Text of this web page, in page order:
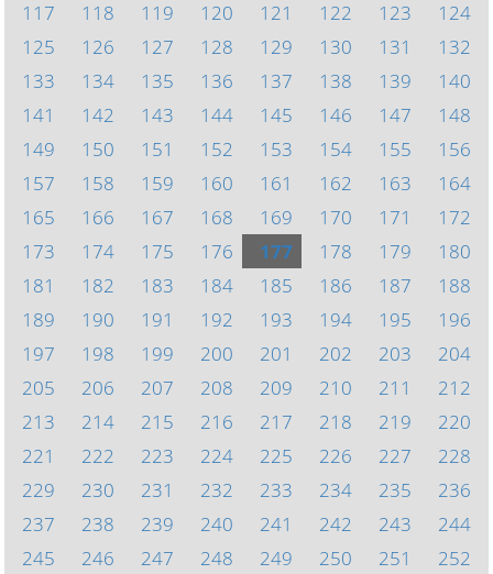
117
118 119 120 121 122 123
124
125
126 127 128 129 130 131
132
133
134 135 136 137 138 139
140
141
142 143 144 145 146 147
148
149
150 151 152 153 154 155
156
157
158 159 160 161 162 163
164
165
166 167 168 169 170 171
172
173
174 175 176 177 178 179
180
181
182 183 184 185 186 187
188
189
190 191 192 193 194 195
196
197
198 199 200 201 202 203
204
205
206 207 208 209 210 211
212
213
214 215 216 217 218 219
220
221
222 223 224 225 226 227
228
229
230 231 232 233 234 235
236
237
238 239 240 241 242 243
244
245
246 247 248 249 250 251
252